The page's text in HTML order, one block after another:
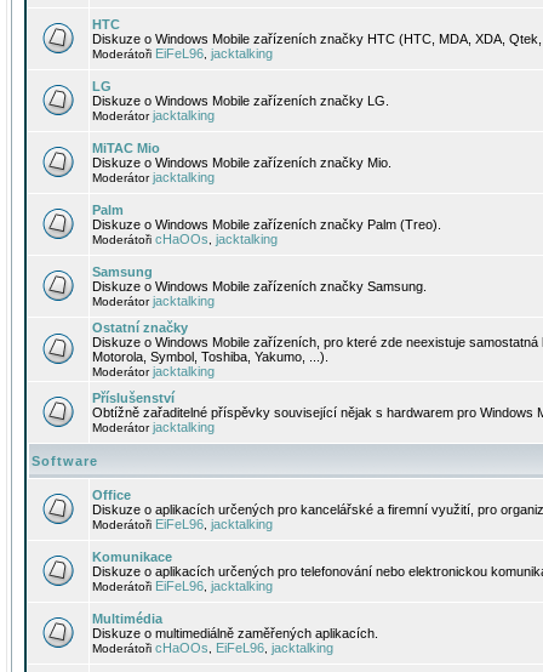
HTC
Diskuze o Windows Mobile zařízeních značky HTC (HTC, MDA, XDA,
Moderátoři EiFeL96 jacktalking
LG
Diskuze o Windows Mobile zařízeních značky LG.
Moderátorjacktalking
MiTAC Mio
Diskuze o Windows Mobile zařízeních značky Mio.
Moderátorjacktalking
Palm
Diskuze o Windows Mobile zařízeních značky Palm (Treo).
Moderátoři cHaOOs jacktalking
Samsung
Diskuze o Windows Mobile zařízeních značky Samsung.
Moderátorjacktalking
Ostatní značky
Diskuze o Windows Mobile zařízeních, pro které zde neexistuje
Motorola, Symbol, Toshiba, Yakumo, ...).
Moderátorjacktalking
Příslušenství
Obtížně zařaditelné příspěvky související nějak s hardwarem pro Windows
Moderátorjacktalking
Software
Office
Diskuze o aplikacích určených pro kancelářské a firemní využití, pro
Moderátoři EiFeL96 jacktalking
Komunikace
Diskuze o aplikacích určených pro telefonování nebo elektronickou
Moderátoři EiFeL96 jacktalking
Multimédia
Diskuze o multimediálně zaměřených aplikacích.
Moderátoři cHaOOs EiFeL96 jacktalking